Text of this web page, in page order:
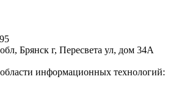
Брянск г, Пересвета ул, дом 34А
информационных технологий: